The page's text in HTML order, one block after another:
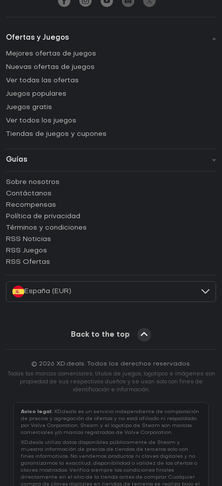
Ofertas y Juegos
Mejores ofertas de juegos
Nuevas ofertas de juegos
Ver todas las ofertas
Juegos populares
Juegos gratis
Ver todos los juegos
Tiendas de juegos y cupones
Guías
Guías y tutoriales
¿Cómo activar una CD Key de Steam?
¿Cómo activar una CD Key de Epic Games?
¿Cómo activar una CD Key de GOG?
¿Cómo activar una CD Key de Ubisoft Connect?
Sobre nosotros
Contáctanos
Recompensas
Política de privacidad
Términos y condiciones
RSS Noticias
RSS Juegos
RSS Ofertas
España (EUR)
Back to the top
© 2026 XD.deals. Todos los derechos reservados.
Todas las marcas comerciales, títulos de juegos, logotipos e imágenes son
propiedad de sus respectivos dueños y se usan solo con fines de
identificación e información.
Aviso legal: XD.deals es un servicio independiente de comparación
de precios y agregación de ofertas y no está afiliado ni respaldado
por Valve Corporation. Steam y el logotipo de Steam son marcas
comerciales y/o marcas registradas de Valve Corporation.
XD.deals utiliza datos disponibles públicamente de Steam y
muestra información de precios de tiendas de terceros solo con
fines informativos. No vendemos productos ni claves digitales y no
garantizamos la exactitud, disponibilidad o validez de las ofertas o
claves mostradas. Verifica siempre las condiciones finales
directamente en el sitio de la tienda antes de comprar. Cualquier
compra de claves digitales en tiendas de terceros se realiza bajo el